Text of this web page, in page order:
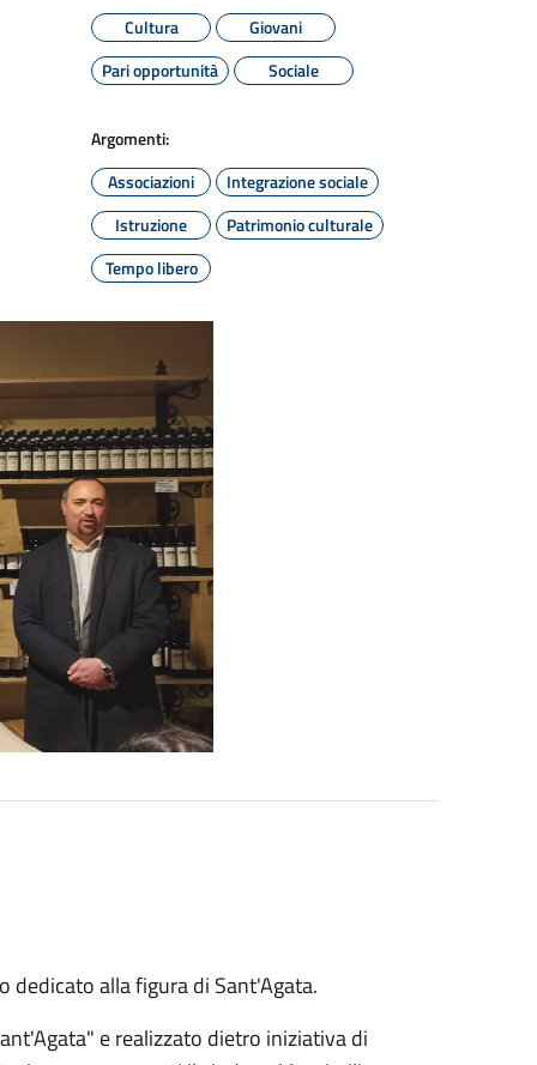
Cultura
Giovani
Pari opportunità
Sociale
Argomenti:
Associazioni
Integrazione sociale
Istruzione
Patrimonio culturale
Tempo libero
dedicato alla figura di Sant'Agata.
e realizzato dietro iniziativa di